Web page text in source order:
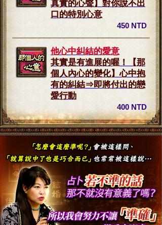
真實的心聲】對你說不出
口的特別心意
450 NTD
他心中糾結的愛意
其實是有進展的喔！【那
個人內心的變化】心中抱
有的糾結⇒即將付出的戀
愛行動
400 NTD